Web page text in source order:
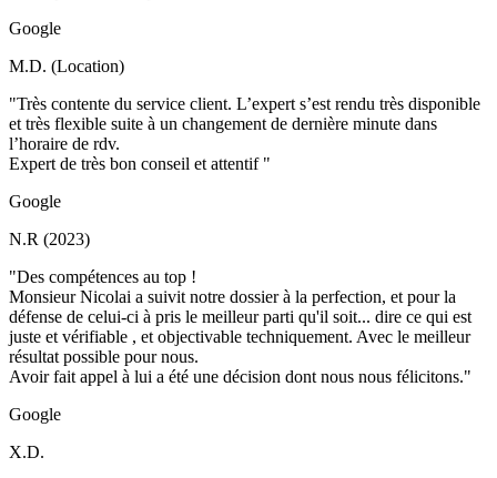
Google
M.D. (Location)
"Très contente du service client. L’expert s’est rendu très disponible
et très flexible suite à un changement de dernière minute dans
l’horaire de rdv.
Expert de très bon conseil et attentif "
Google
N.R (2023)
"Des compétences au top !
Monsieur Nicolai a suivit notre dossier à la perfection, et pour la
défense de celui-ci à pris le meilleur parti qu'il soit... dire ce qui est
juste et vérifiable , et objectivable techniquement. Avec le meilleur
résultat possible pour nous.
Avoir fait appel à lui a été une décision dont nous nous félicitons."
Google
X.D.